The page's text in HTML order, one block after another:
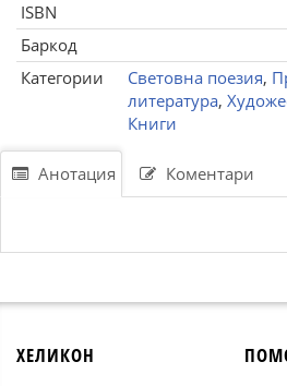
ISBN
Баркод
Категории
Световна поезия,
литература,
Книги
Анотация Коментари
ХЕЛИКОН